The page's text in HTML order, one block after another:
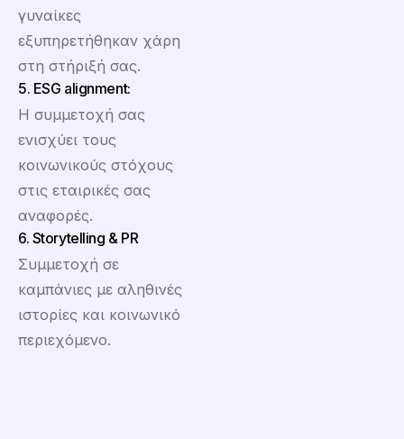
γυναίκες
εξυπηρετήθηκαν χάρη
στη στήριξή σας.
5. ESG alignment:
Η συμμετοχή σας
ενισχύει τους
κοινωνικούς στόχους
στις εταιρικές σας
αναφορές.
6. Storytelling & PR
Συμμετοχή σε
καμπάνιες με αληθινές
ιστορίες και κοινωνικό
περιεχόμενο.